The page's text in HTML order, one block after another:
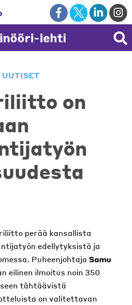
lehti
UUTISET
on
perää kansallista
edellytyksistä ja
Puheenjohtaja Samu
eilinen ilmoitus noin 350
tähtäävistä
on valitettavan